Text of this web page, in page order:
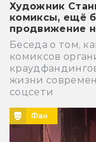
Художник
комиксы, ещё
продвижение
Беседа о том,
комиксов
жизни
соцсети
Фан